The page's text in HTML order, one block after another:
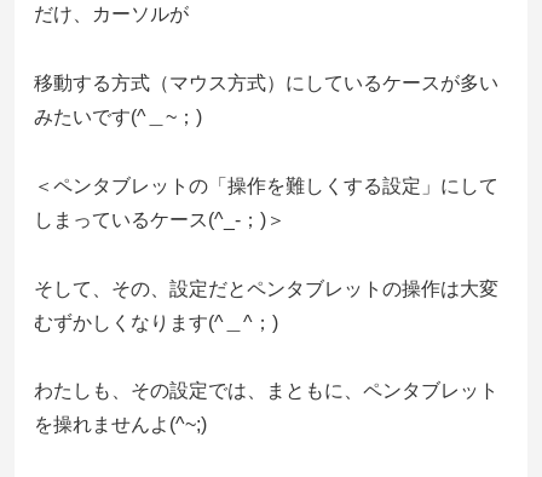
だけ、カーソルが
移動する方式（マウス方式）にしているケースが多い
みたいです(^＿~；)
＜ペンタブレットの「操作を難しくする設定」にして
しまっているケース(^_-；)＞
そして、その、設定だとペンタブレットの操作は大変
むずかしくなります(^＿^；)
わたしも、その設定では、まともに、ペンタブレット
を操れませんよ(^~;)